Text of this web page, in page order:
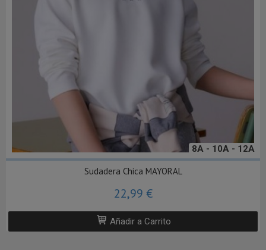
8A - 10A - 12A
Sudadera Chica MAYORAL
22,99 €
Añadir a Carrito